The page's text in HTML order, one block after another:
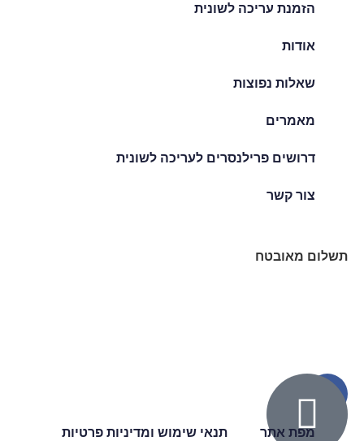
הזמנת עריכה לשונית
אודות
שאלות נפוצות
מאמרים
דרושים פרילנסרים לעריכה לשונית
צור קשר
תשלום מאובטח
מפת אתר תנאי שימוש ומדיניות פרטיות